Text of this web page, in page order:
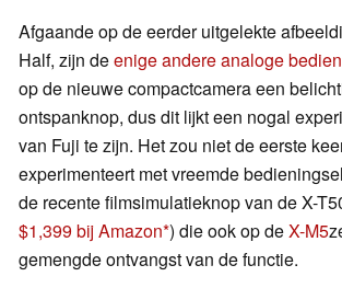
Afgaande op de eerder uitgelekte
Half, zijn deenige andere analoge
op de nieuwe compactcamera een
ontspanknop, dus dit lijkt een nogal
van Fuji te zijn. Het zou niet de eerste
experimenteert met vreemde
de recente filmsimulatieknop van de X-
$1,399 bij Amazon ) die ook op deX-M5
gemengde ontvangst van de functie.